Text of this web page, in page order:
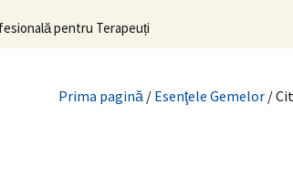
pentru Terapeuți
Prima pagină / Esenţele Gemelor /